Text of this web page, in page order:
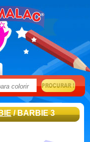
/ BARBIE 3